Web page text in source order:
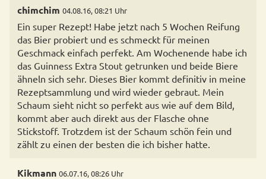
chimchim 04.08.16, 08:21 Uhr
Ein super Rezept! Habe jetzt nach 5 Wochen Reifung
das Bier probiert und es schmeckt für meinen
Geschmack einfach perfekt. Am Wochenende habe ich
das Guinness Extra Stout getrunken und beide Biere
ähneln sich sehr. Dieses Bier kommt definitiv in meine
Rezeptsammlung und wird wieder gebraut. Mein
Schaum sieht nicht so perfekt aus wie auf dem Bild,
kommt aber auch direkt aus der Flasche ohne
Stickstoff. Trotzdem ist der Schaum schön fein und
zählt zu einen der besten die ich bisher hatte.
Kikmann 06.07.16, 08:26 Uhr